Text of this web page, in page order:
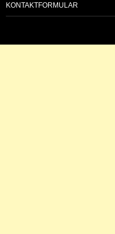
KONTAKTFORMULAR